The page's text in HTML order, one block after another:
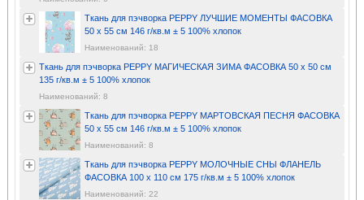
Ткань для пэчворка PEPPY ЛУЧШИЕ МОМЕНТЫ ФАСОВКА
50 x 55 см 146 г/кв.м ± 5 100% хлопок
Наименований: 18
Ткань для пэчворка PEPPY МАГИЧЕСКАЯ ЗИМА ФАСОВКА 50 х 50 см
135 г/кв.м ± 5 100% хлопок
Наименований: 8
Ткань для пэчворка PEPPY МАРТОВСКАЯ ПЕСНЯ ФАСОВКА
50 x 55 см 146 г/кв.м ± 5 100% хлопок
Наименований: 8
Ткань для пэчворка PEPPY МОЛОЧНЫЕ СНЫ ФЛАНЕЛЬ
ФАСОВКА 100 x 110 см 175 г/кв.м ± 5 100% хлопок
Наименований: 22